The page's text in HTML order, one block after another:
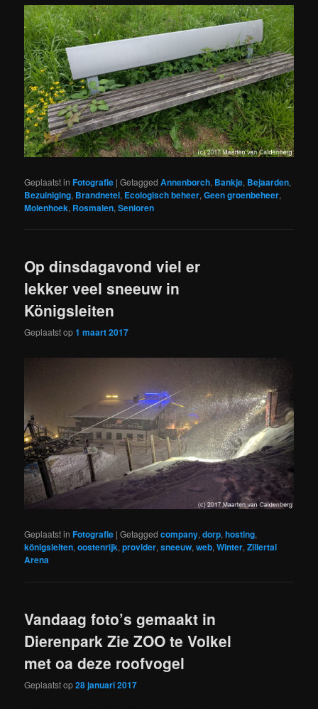
Geplaatst in Fotografie |Getagged Annenborch, Bankje, Bejaarden,
Bezuiniging, Brandnetel, Ecologisch beheer,Geen groenbeheer,
Molenhoek, Rosmalen,Senioren
Op dinsdagavond viel er
lekker veel sneeuw in
Königsleiten
Geplaatst op1 maart 2017
Geplaatst in Fotografie |Getagged company,dorp,hosting,
königsleiten,oostenrijk,provider,sneeuw,web,Winter,Zillertal
Arena
Vandaag foto’s gemaakt in
Dierenpark Zie ZOO te Volkel
met oa deze roofvogel
Geplaatst op28 januari 2017